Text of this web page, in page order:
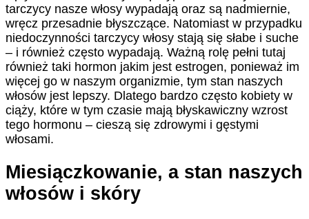
tarczycy nasze włosy wypadają oraz są nadmiernie,
wręcz przesadnie błyszczące. Natomiast w przypadku
niedoczynności tarczycy włosy stają się słabe i suche
– i również często wypadają. Ważną rolę pełni tutaj
również taki hormon jakim jest estrogen, ponieważ im
więcej go w naszym organizmie, tym stan naszych
włosów jest lepszy. Dlatego bardzo często kobiety w
ciąży, które w tym czasie mają błyskawiczny wzrost
tego hormonu – cieszą się zdrowymi i gęstymi
włosami.
Miesiączkowanie, a stan naszych
włosów i skóry